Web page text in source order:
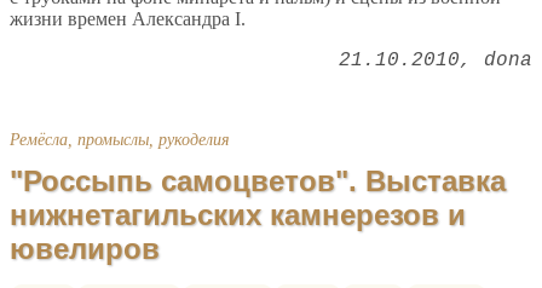
жизни времен Александра I.
21.10.2010 dona
Ремёсла, промыслы, рукоделия
"Россыпь самоцветов". Выставка
нижнетагильских камнерезов и
ювелиров